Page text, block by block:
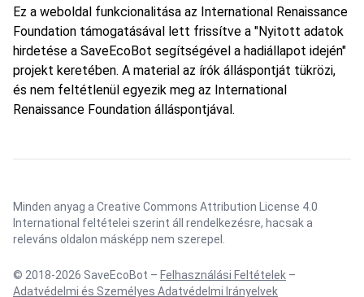
Ez a weboldal funkcionalitása az International Renaissance
Foundation támogatásával lett frissítve a "Nyitott adatok
hirdetése a SaveEcoBot segítségével a hadiállapot idején"
projekt keretében. A material az írók álláspontját tükrözi,
és nem feltétlenül egyezik meg az International
Renaissance Foundation álláspontjával.
Minden anyag a Creative Commons Attribution License 4.0
International feltételei szerint áll rendelkezésre, hacsak a
releváns oldalon másképp nem szerepel.
© 2018-2026 SaveEcoBot – Felhasználási Feltételek –
Adatvédelmi és Személyes Adatvédelmi Irányelvek